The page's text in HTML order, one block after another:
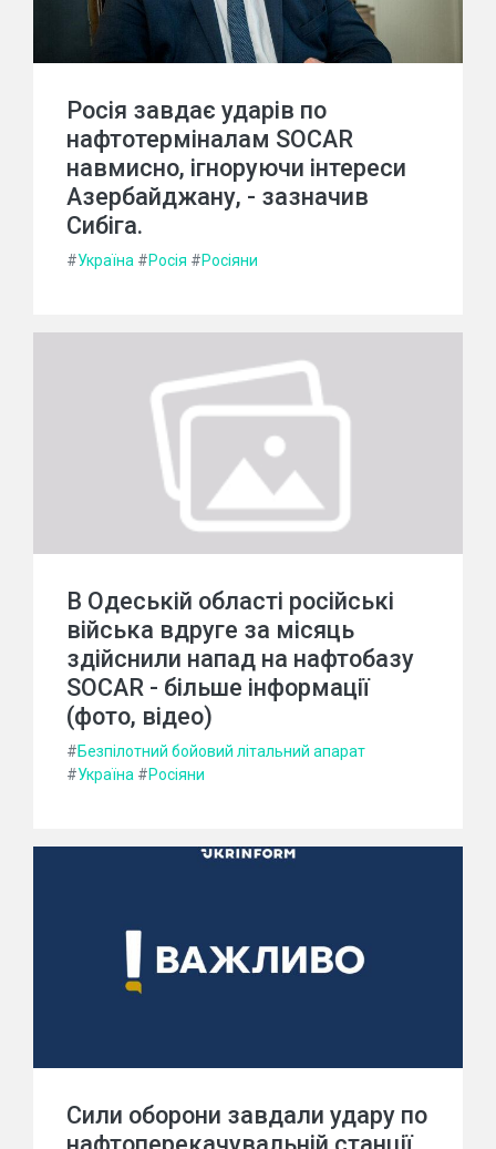
Росія завдає ударів по
нафтотерміналам SOCAR
навмисно, ігноруючи інтереси
Азербайджану, - зазначив
Сибіга.
#Україна #Росія #Росіяни
В Одеській області російські
війська вдруге за місяць
здійснили напад на нафтобазу
SOCAR - більше інформації
(фото, відео)
#Безпілотний бойовий літальний апарат
#Україна #Росіяни
Сили оборони завдали удару по